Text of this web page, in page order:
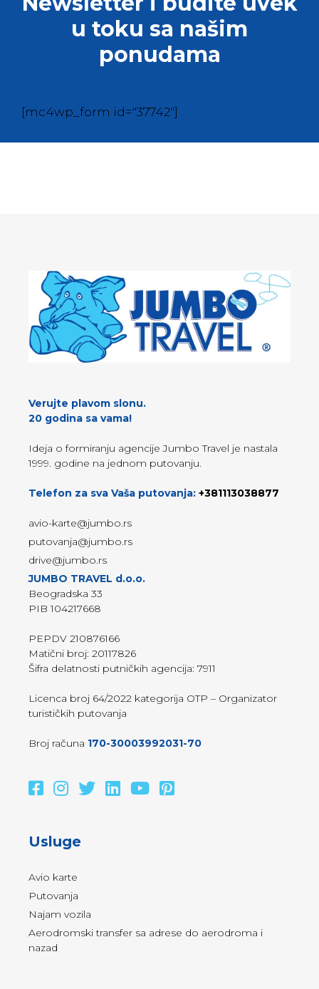
u toku sa našim
ponudama
[mc4wp_form id="37742"]
Verujte plavom slonu.
20 godina sa vama!
Ideja o formiranju agencije Jumbo Travel je nastala
1999. godine na jednom putovanju.
Telefon za sva Vaša putovanja: +381113038877
avio-karte@jumbo.rs
putovanja@jumbo.rs
drive@jumbo.rs
JUMBO TRAVEL d.o.o.
Beogradska 33
PIB 104217668
PEPDV 210876166
Matični broj: 20117826
Šifra delatnosti putničkih agencija: 7911
Licenca broj 64/2022 kategorija OTP – Organizator
turističkih putovanja
Broj računa 170-30003992031-70
Usluge
Avio karte
Putovanja
Najam vozila
Aerodromski transfer sa adrese do aerodroma i
nazad